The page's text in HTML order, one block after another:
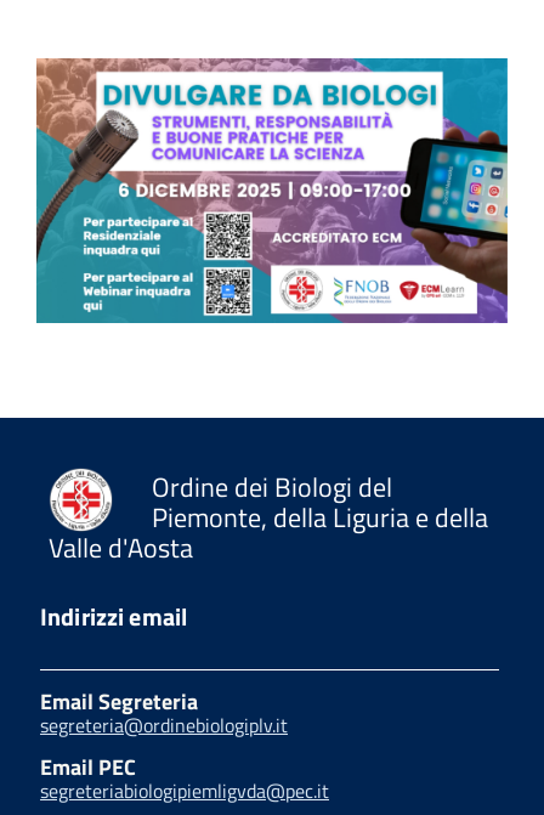
Ordine dei Biologi del
Piemonte, della Liguria e della
Valle d'Aosta
Indirizzi email
Email Segreteria
segreteria@ordinebiologiplv.it
Email PEC
segreteriabiologipiemligvda@pec.it